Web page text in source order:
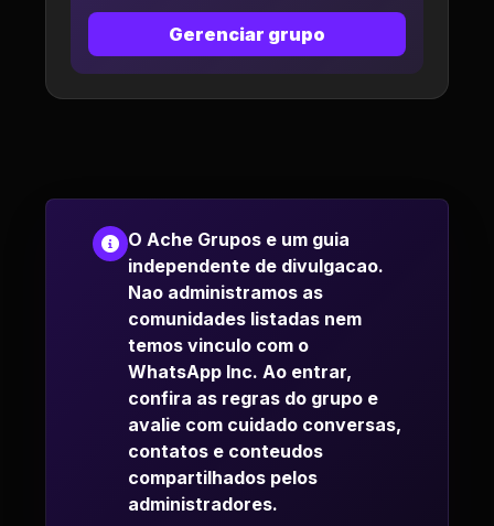
Gerenciar grupo
O Ache Grupos e um guia
independente de divulgacao.
Nao administramos as
comunidades listadas nem
temos vinculo com o
WhatsApp Inc. Ao entrar,
confira as regras do grupo e
avalie com cuidado conversas,
contatos e conteudos
compartilhados pelos
administradores.